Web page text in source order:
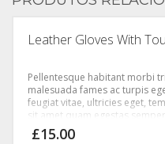
Leather Gloves With
Pellentesque habitant morbi
malesuada fames ac turpis
feugiat vitae, ultricies eget,
sit amet quam egestas
Mauris placerat eleifend leo.
£15.00